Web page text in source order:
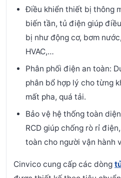
Điều khiển thiết bị thông
biến tần, tủ điện giúp
bị như động cơ, bơm
HVAC,…
Phân phối điện an toàn:
phân bổ hợp lý cho từng
mất pha, quá tải.
Bảo vệ hệ thống toàn
RCD giúp chống rò rỉ
toàn cho người vận hành
Cinvico cung cấp các dòng